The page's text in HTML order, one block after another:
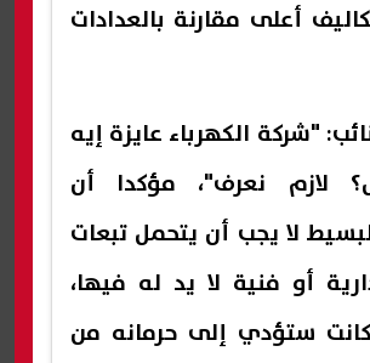
أعلى مقارنة بالعدادات
"شركة الكهرباء عايزة إيه
لازم نعرف"، مؤكدا أن
لا يجب أن يتحمل تبعات
أو فنية لا يد له فيها،
ستؤدي إلى حرمانه من